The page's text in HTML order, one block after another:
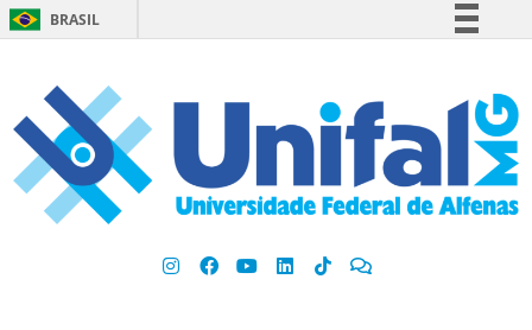
BRASIL
Participe
Acesso à informação
Legislação